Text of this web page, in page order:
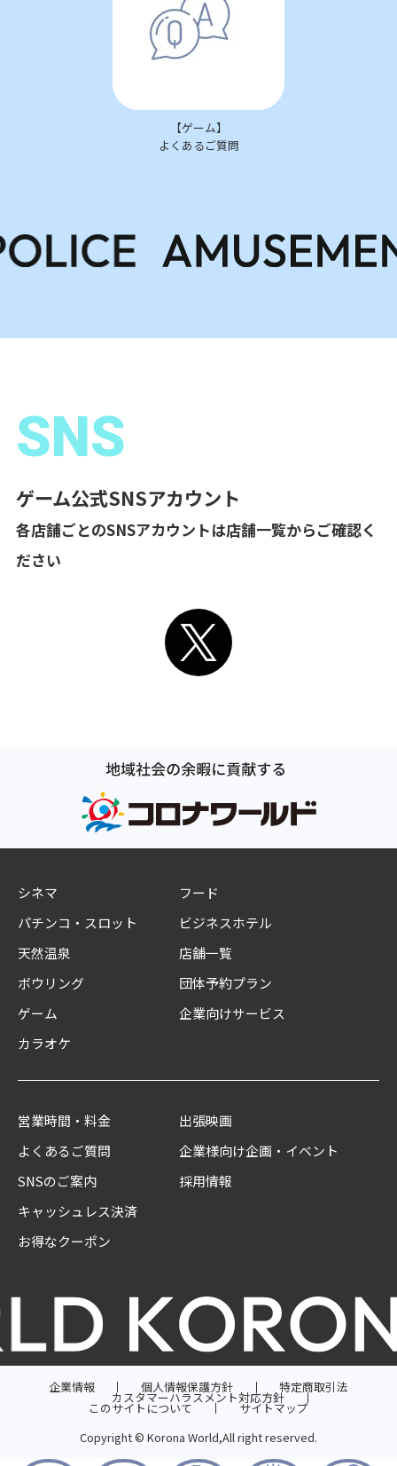
【ゲーム】
よくあるご質問
SNS
ゲーム公式SNSアカウント
各店舗ごとのSNSアカウントは店舗一覧からご確認く
ださい
シネマ
パチンコ・スロット
天然温泉
ボウリング
ゲーム
カラオケ
フード
ビジネスホテル
店舗一覧
団体予約プラン
企業向けサービス
営業時間・料金
よくあるご質問
SNSのご案内
キャッシュレス決済
お得なクーポン
出張映画
企業様向け企画・イベント
採用情報
企業情報 個人情報保護方針 特定商取引法
カスタマーハラスメント対応方針
このサイトについて
サイトマップ
Copyright © Korona World,All right reserved.